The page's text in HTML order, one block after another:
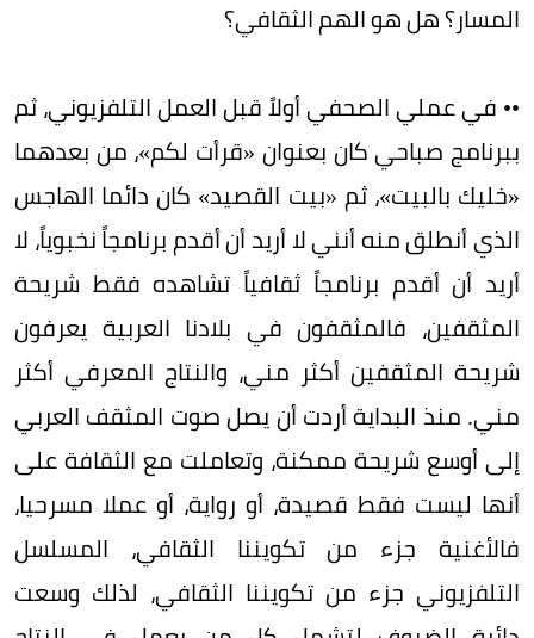
المسار؟ هل هو الهم الثقافي؟
•• في عملي الصحفي أولاً قبل العمل التلفزيوني، ثم
ببرنامج صباحي كان بعنوان «قرأت لكم»، من بعدهما
«خليك بالبيت»، ثم «بيت القصيد» كان دائما الهاجس
الذي أنطلق منه أنني لا أريد أن أقدم برنامجاً نخبوياً، لا
أريد أن أقدم برنامجاً ثقافياً تشاهده فقط شريحة
المثقفين، فالمثقفون في بلادنا العربية يعرفون
شريحة المثقفين أكثر مني، والنتاج المعرفي أكثر
مني. منذ البداية أردت أن يصل صوت المثقف العربي
إلى أوسع شريحة ممكنة، وتعاملت مع الثقافة على
أنها ليست فقط قصيدة، أو رواية، أو عملا مسرحيا،
فالأغنية جزء من تكويننا الثقافي، المسلسل
التلفزيوني جزء من تكويننا الثقافي، لذلك وسعت